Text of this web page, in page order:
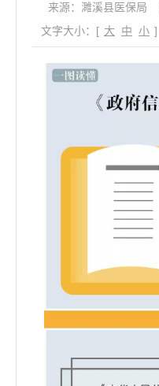
来源：濉溪县医保局
文字大小：[ 大 中 小 ]